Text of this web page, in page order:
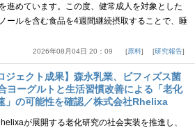
進めています。この度、健常成人を対象とした
ールを含む食品を4週間継続摂取することで、睡
2026年08月04日 20：09 原料 研究報告
ジェクト成果】森永乳業、ビフィズス菌
ヨーグルトと生活習慣改善による「老化
」の可能性を確認／株式会社Rhelixa
が展開する老化研究の社会実装を推進し、